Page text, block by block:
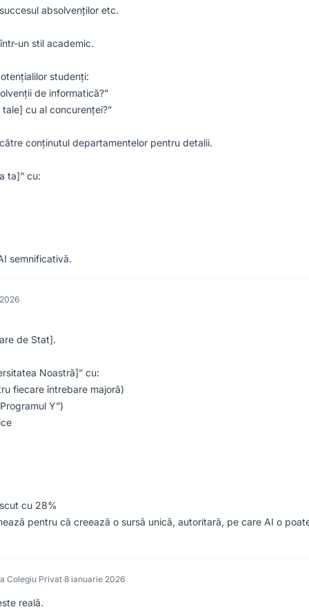
absolvenților etc.
un stil academic.
studenți:
de informatică?”
cu al concurenței?”
conținutul departamentelor pentru detalii.
ta]” cu:
semnificativă.
de Stat].
Noastră]” cu:
fiecare întrebare majoră)
Y”)
cu 28%
pentru că creează o sursă unică, autoritară, pe care AI o
Colegiu Privat·8 ianuarie 2026
reală.